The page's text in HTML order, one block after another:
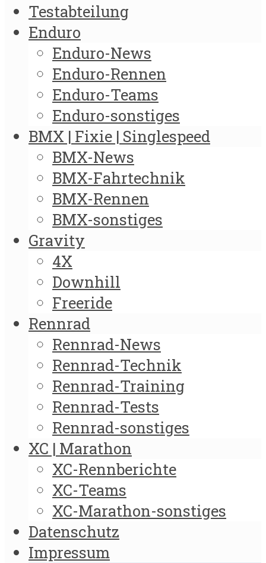
Testabteilung
Enduro
Enduro-News
Enduro-Rennen
Enduro-Teams
Enduro-sonstiges
BMX | Fixie | Singlespeed
BMX-News
BMX-Fahrtechnik
BMX-Rennen
BMX-sonstiges
Gravity
4X
Downhill
Freeride
Rennrad
Rennrad-News
Rennrad-Technik
Rennrad-Training
Rennrad-Tests
Rennrad-sonstiges
XC | Marathon
XC-Rennberichte
XC-Teams
XC-Marathon-sonstiges
Datenschutz
Impressum